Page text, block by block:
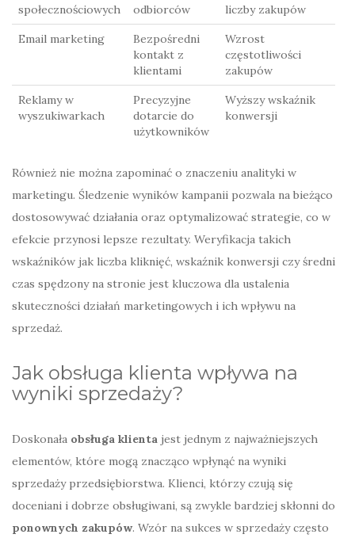
społecznościowych
odbiorców
liczby zakupów
Email marketing
Bezpośredni
kontakt z
klientami
Wzrost
częstotliwości
zakupów
Reklamy w
wyszukiwarkach
Precyzyjne
dotarcie do
użytkowników
Wyższy wskaźnik
konwersji
Również nie można zapominać o znaczeniu analityki w
marketingu. Śledzenie wyników kampanii pozwala na bieżąco
dostosowywać działania oraz optymalizować strategie, co w
efekcie przynosi lepsze rezultaty. Weryfikacja takich
wskaźników jak liczba kliknięć, wskaźnik konwersji czy średni
czas spędzony na stronie jest kluczowa dla ustalenia
skuteczności działań marketingowych i ich wpływu na
sprzedaż.
Jak obsługa klienta wpływa na
wyniki sprzedaży?
Doskonała obsługa klienta jest jednym z najważniejszych
elementów, które mogą znacząco wpłynąć na wyniki
sprzedaży przedsiębiorstwa. Klienci, którzy czują się
doceniani i dobrze obsługiwani, są zwykle bardziej skłonni do
ponownych zakupów. Wzór na sukces w sprzedaży często